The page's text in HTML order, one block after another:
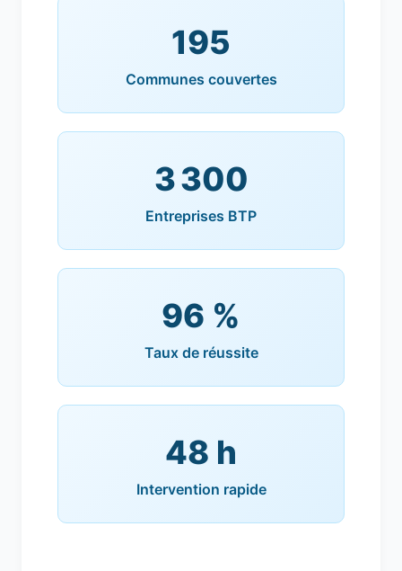
195
Communes couvertes
3 300
Entreprises BTP
96 %
Taux de réussite
48 h
Intervention rapide